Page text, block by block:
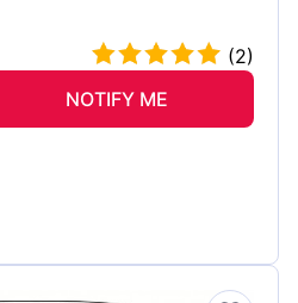
(2)
NOTIFY ME